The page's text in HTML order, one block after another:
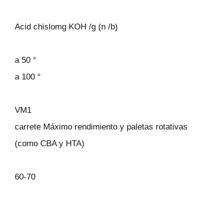
Acid chislomg KOH /g (n /b)
a 50 °
a 100 °
VM1
carrete Máximo rendimiento y paletas rotativas
(como CBA y HTA)
60-70